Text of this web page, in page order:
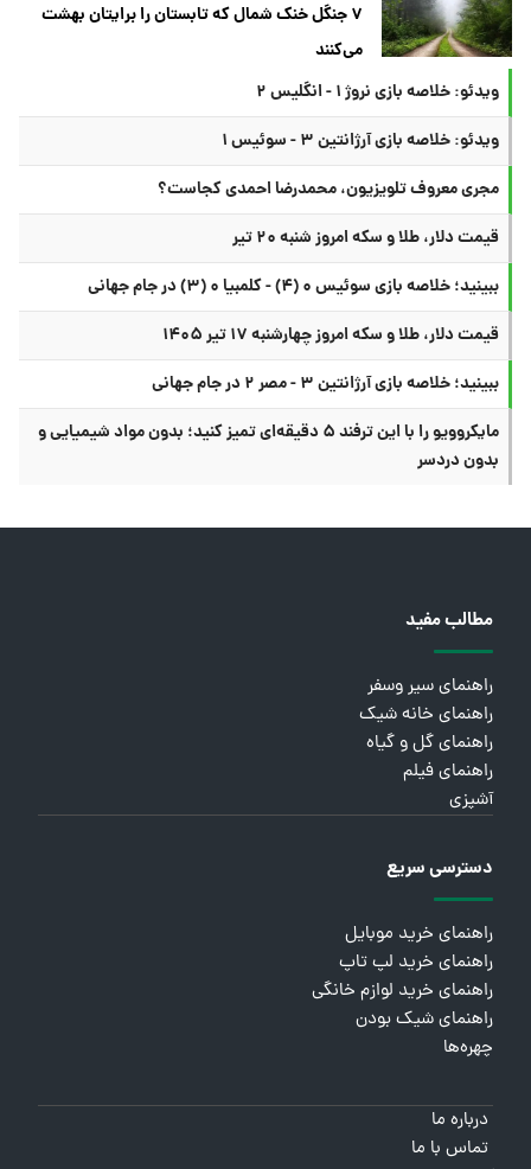
۷ جنگل خنک شمال که تابستان را برایتان بهشت
می‌کنند
ویدئو: خلاصه بازی نروژ ۱ - انگلیس ۲
ویدئو: خلاصه بازی آرژانتین ۳ - سوئیس ۱
مجری معروف تلویزیون، محمدرضا احمدی کجاست؟
قیمت دلار، طلا و سکه امروز شنبه ۲۰ تیر
ببینید؛ خلاصه بازی سوئیس ۰ (۴) - کلمبیا ۰ (۳) در جام جهانی
قیمت دلار، طلا و سکه امروز چهارشنبه ۱۷ تیر ۱۴۰۵
ببینید؛ خلاصه بازی آرژانتین ۳ - مصر ۲ در جام جهانی
مایکروویو را با این ترفند ۵ دقیقه‌ای تمیز کنید؛ بدون مواد شیمیایی و
بدون دردسر
مطالب مفید
راهنمای سیر وسفر
راهنمای خانه شیک
راهنمای گل و گیاه
راهنمای فیلم
آشپزی
دسترسی سریع
راهنمای خرید موبایل
راهنمای خرید لپ تاپ
راهنمای خرید لوازم خانگی
راهنمای شیک بودن
چهره‌ها
درباره ما
تماس با ما